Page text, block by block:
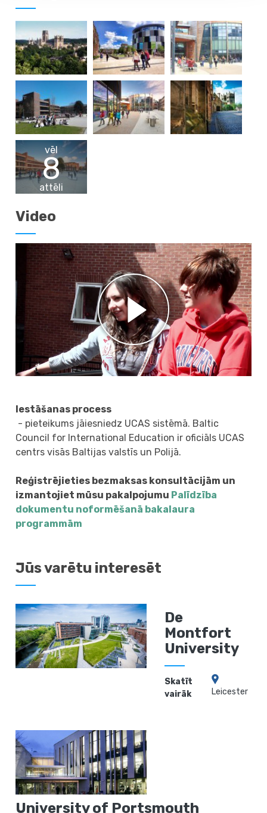
vēl
8
attēli
Video
Iestāšanas process
- pieteikums jāiesniedz UCAS sistēmā. Baltic
Council for International Education ir oficiāls UCAS
centrs visās Baltijas valstīs un Polijā.
Reģistrējieties bezmaksas konsultācijām un
izmantojiet mūsu pakalpojumu Palīdzība
dokumentu noformēšanā bakalaura
programmām
Jūs varētu interesēt
De
Montfort
University
Skatīt
vairāk
Leicester
University of Portsmouth